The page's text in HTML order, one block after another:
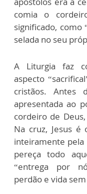
comia o
significado, como
selada no seu
A Liturgia faz
aspecto
cristãos. Antes
apresentada ao
cordeiro de
Na cruz, Jesus é
inteiramente pela
pereça todo
“entrega por
perdão e vida